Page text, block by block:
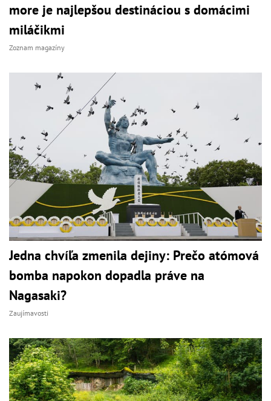
more je najlepšou destináciou s domácimi
miláčikmi
Zoznam magazíny
Jedna chvíľa zmenila dejiny: Prečo atómová
bomba napokon dopadla práve na
Nagasaki?
Zaujímavosti